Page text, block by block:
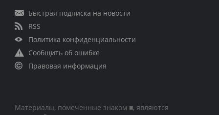
Быстрая подписка на новости
RSS
Политика конфиденциальности
Сообщить об ошибке
Правовая информация
Материалы, помеченные знаком ■, являются